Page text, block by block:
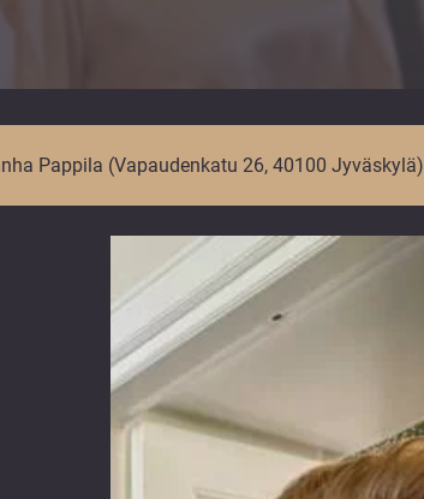
Pappila (Vapaudenkatu 26, 40100 Jyväskylä)